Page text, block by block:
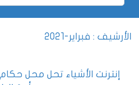
الأرشيف : فبراير-2021
إنترنت الأشياء تحل محل